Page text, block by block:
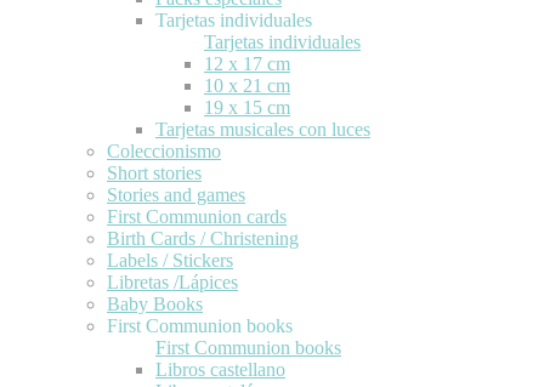
Tarjetas individuales
Tarjetas individuales
12 x 17 cm
10 x 21 cm
19 x 15 cm
Tarjetas musicales con luces
Coleccionismo
Short stories
Stories and games
First Communion cards
Birth Cards / Christening
Labels / Stickers
Libretas /Lápices
Baby Books
First Communion books
First Communion books
Libros castellano